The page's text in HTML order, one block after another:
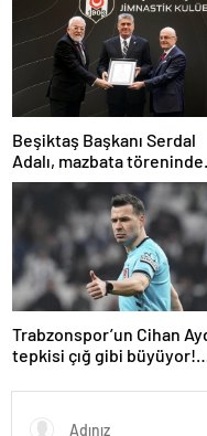
Beşiktaş Başkanı Serdal
Adalı, mazbata töreninde
konuştu: Gün istikrar
Trabzonspor’un Cihan
tepkisi çığ gibi büyüyor!